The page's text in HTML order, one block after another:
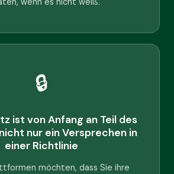
🔒
ist von Anfang an Teil des
nur ein Versprechen in
einer Richtlinie
möchten, dass Sie ihre